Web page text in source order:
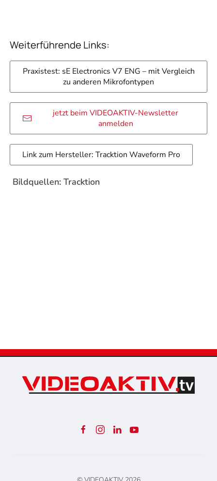
Weiterführende Links:
Praxistest: sE Electronics V7 ENG – mit Vergleich
zu anderen Mikrofontypen
jetzt beim VIDEOAKTIV-Newsletter
anmelden
Link zum Hersteller: Tracktion Waveform Pro
Bildquellen: Tracktion